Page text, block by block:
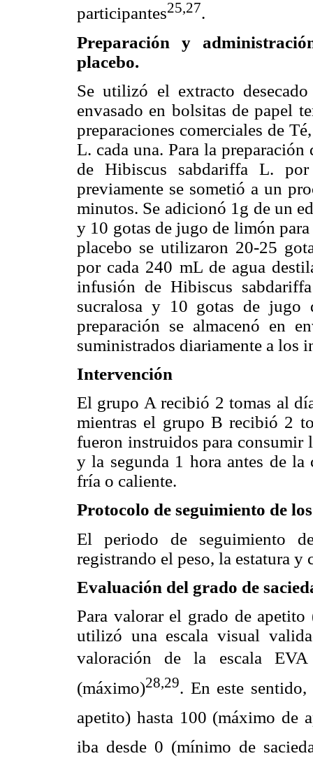
participantes25,27.
Preparación y
placebo.
Se utilizó el extracto
envasado en bolsitas de papel
preparaciones comerciales de
L. cada una. Para la
de Hibiscus sabdariffa L.
previamente se sometió a un
minutos. Se adicionó 1g de un
y 10 gotas de jugo de limón
placebo se utilizaron 20-25
por cada 240 mL de agua
infusión de Hibiscus
sucralosa y 10 gotas de jugo
preparación se almacenó en
suministrados diariamente a los
Intervención
El grupo A recibió 2 tomas al
mientras el grupo B recibió 2
fueron instruidos para consumir
y la segunda 1 hora antes de
fría o caliente.
Protocolo de seguimiento de
El periodo de seguimiento
registrando el peso, la estatura y
Evaluación del grado de
Para valorar el grado de apetito
utilizó una escala visual
valoración de la escala EVA
(máximo)28,29. En este sentido,
apetito) hasta 100 (máximo
iba desde 0 (mínimo de